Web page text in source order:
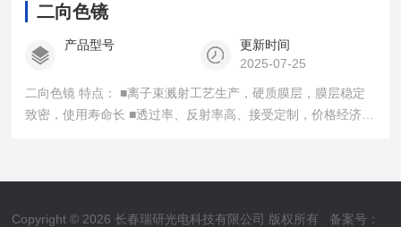
二向色镜
产品型号
更新时间
2025-07-25
二向色镜 特点： ■离子束溅射工艺生产，硬质膜层，膜层稳定
致密，使用寿命长 ■透过率、反射率高、接受定制，价格经济 ■
系统、科研实验等
Copyright © 2026 长春瑞研光电科技有限公司 版权所有 备案号：